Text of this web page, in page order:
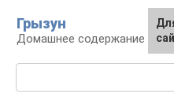
контенту
Грызун
Домашнее содержание